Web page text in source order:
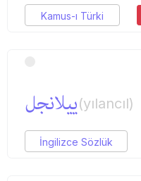
Kamus-ı Türki
ییلانجل(yılancıl)
İngilizce Sözlük